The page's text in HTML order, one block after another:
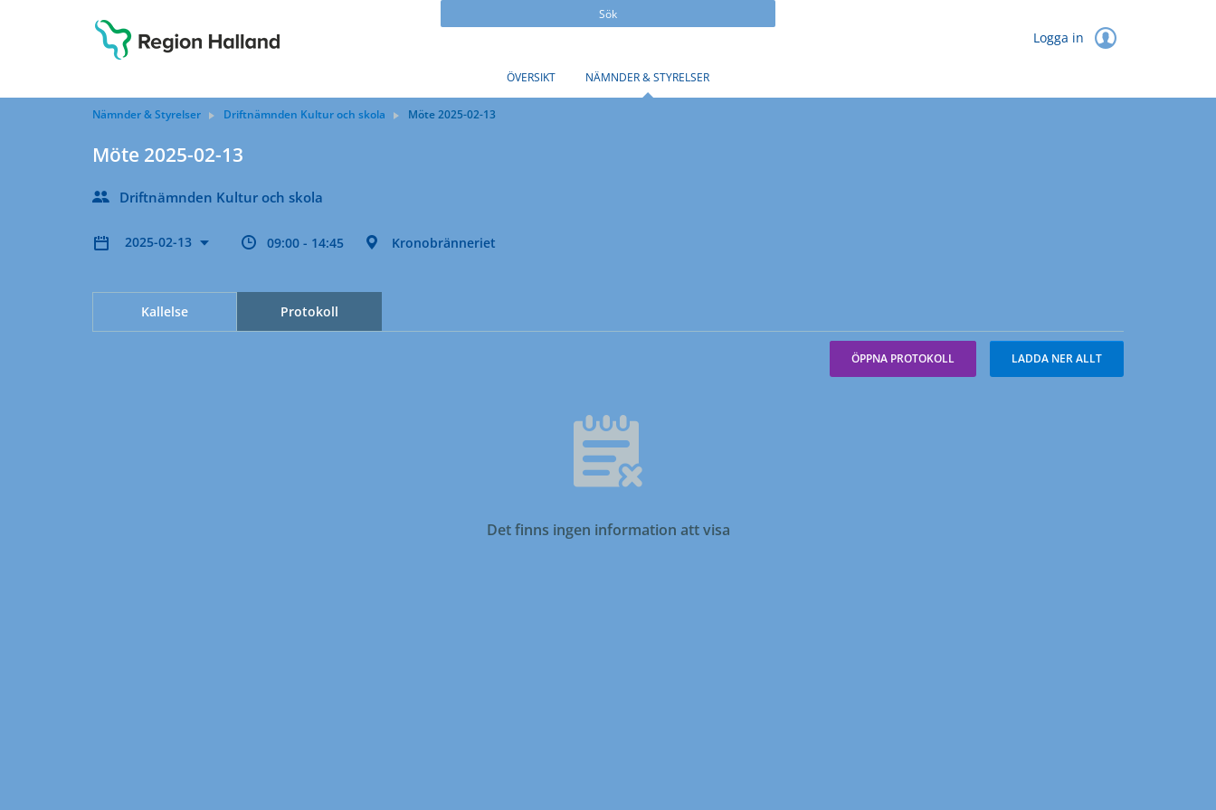
Sök
Logga in
ÖVERSIKT NÄMNDER & STYRELSER
Nämnder & Styrelser Driftnämnden Kultur och skola Möte 2025-02-13
Möte 2025-02-13
Driftnämnden Kultur och skola
2025-02-13 09:00 - 14:45 Kronobränneriet
Kallelse Protokoll
ÖPPNA PROTOKOLL LADDA NER ALLT
Det finns ingen information att visa